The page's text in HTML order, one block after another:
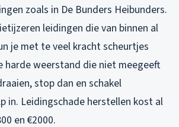
zoals in De Bunders Heibunders.
leidingen die van binnen al
je met te veel kracht scheurtjes
harde weerstand die niet meegeeft
stop dan en schakel
in. Leidingschade herstellen kost al
en €2000.